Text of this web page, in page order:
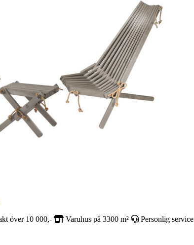
över 10 000,- Varuhus på 3300 m² Personlig service